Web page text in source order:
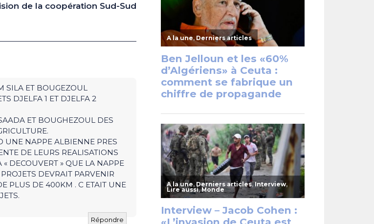
de la coopération Sud-Sud
SILA ET BOUGEZOUL
DJELFA 1 ET DJELFA 2
ET BOUGHEZOUL DES
UNE NAPPE ALBIENNE PRES
DE LEURS REALISATIONS
DECOUVERT » QUE LA NAPPE
DEVRAIT PARVENIR
PLUS DE 400KM . C ETAIT UNE
Répondre